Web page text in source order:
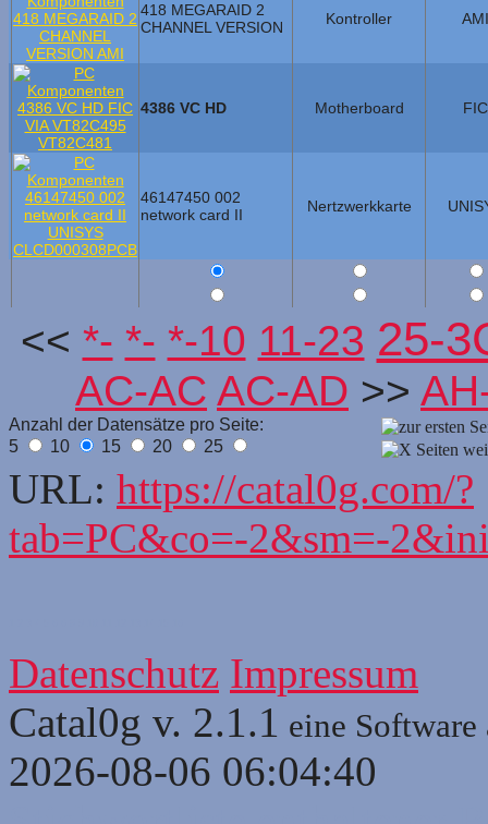
418 MEGARAID 2
CHANNEL VERSION
Kontroller AMI
4386 VC HD Motherboard FIC
46147450 002
network card II
Nertzwerkkarte
<< *- *- *-10 11-23 25-
AC-AC AC-AD >>
Anzahl der Datensätze pro Seite:
5
10 15 20 25
URL: https://catal0g.com/?
tab=PC&co=-2&sm=-
Datenschutz Impressum
Catal0g v. 2.1.1 eine Software
2026-08-06 06:04:40